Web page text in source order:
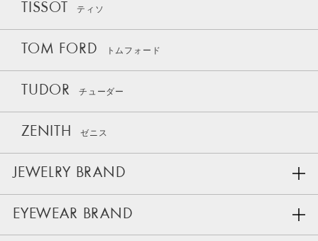
TISSOT ティソ
TOM FORD トムフォード
TUDOR チューダー
ZENITH ゼニス
JEWELRY BRAND
EYEWEAR BRAND